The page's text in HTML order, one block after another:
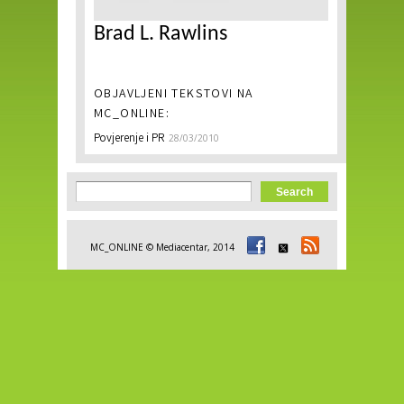
Brad L. Rawlins
OBJAVLJENI TEKSTOVI NA
MC_ONLINE:
Povjerenje i PR 28/03/2010
Search form
Search
MC_ONLINE © Mediacentar, 2014